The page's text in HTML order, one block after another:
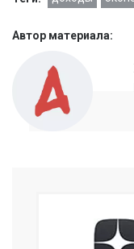
Автор материала: